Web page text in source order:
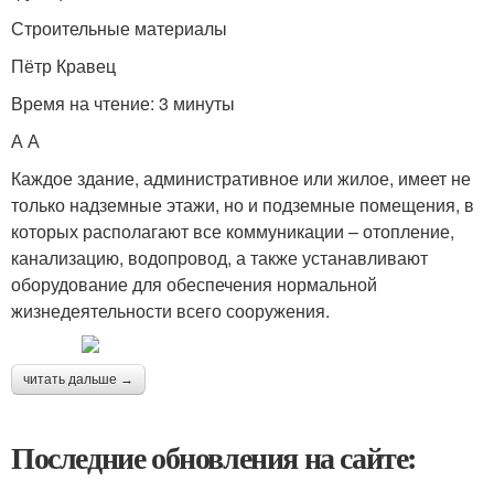
Строительные материалы
Пётр Кравец
Время на чтение: 3 минуты
А А
Каждое здание, административное или жилое, имеет не
только надземные этажи, но и подземные помещения, в
которых располагают все коммуникации – отопление,
канализацию, водопровод, а также устанавливают
оборудование для обеспечения нормальной
жизнедеятельности всего сооружения.
читать дальше →
Последние обновления на сайте: